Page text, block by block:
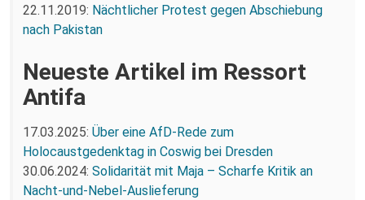
22.11.2019: Nächtlicher Protest gegen Abschiebung
nach Pakistan
Neueste Artikel im Ressort
Antifa
17.03.2025: Über eine AfD-Rede zum
Holocaustgedenktag in Coswig bei Dresden
30.06.2024: Solidarität mit Maja – Scharfe Kritik an
Nacht-und-Nebel-Auslieferung